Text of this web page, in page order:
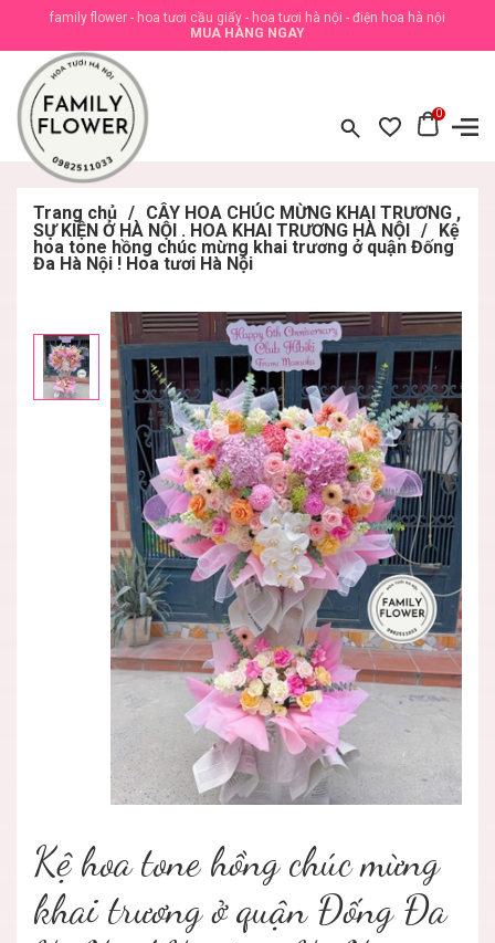
family flower - hoa tươi cầu giấy - hoa tươi hà nội - điện hoa hà nội
MUA HÀNG NGAY
0
Trang chủ / CÂY HOA CHÚC MỪNG KHAI TRƯƠNG ,
SỰ KIỆN Ở HÀ NỘI . HOA KHAI TRƯƠNG HÀ NỘI / Kệ
hoa tone hồng chúc mừng khai trương ở quận Đống
Đa Hà Nội ! Hoa tươi Hà Nội
Kệ hoa tone hồng chúc mừng
khai trương ở quận Đống Đa